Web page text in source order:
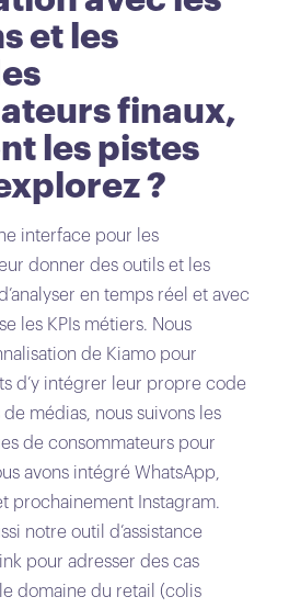
et les
finaux,
les pistes
?
interface pour les
donner des outils et les
en temps réel et avec
les KPIs métiers. Nous
de Kiamo pour
d’y intégrer leur propre code
médias, nous suivons les
de consommateurs pour
avons intégré WhatsApp,
prochainement Instagram.
notre outil d’assistance
pour adresser des cas
domaine du retail (colis